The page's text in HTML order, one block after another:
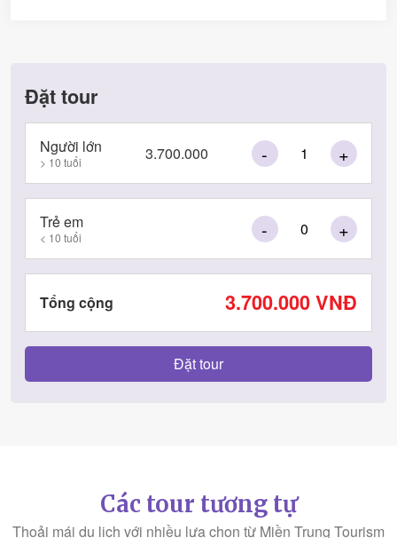
Đặt tour
Người lớn
> 10 tuổi 3.700.000 - +
Trẻ em
< 10 tuổi - +
Tổng cộng 3.700.000VNĐ
Các tour tương tự
Thoải mái du lịch với nhiều lựa chọn từ Miền Trung Tourism